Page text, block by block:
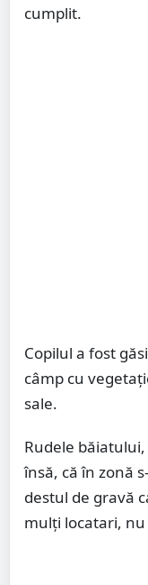
cumplit.
Copilul a fost
câmp cu
sale.
Rudele
însă, că în zonă
destul de gravă
mulţi locatari,